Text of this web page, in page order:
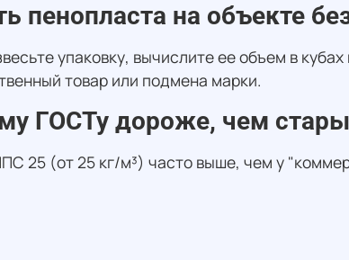
пенопласта на объекте
упаковку, вычислите ее объем в
товар или подмена марки.
ГОСТу дороже, чем
25 (от 25 кг/м³) часто выше, чем у